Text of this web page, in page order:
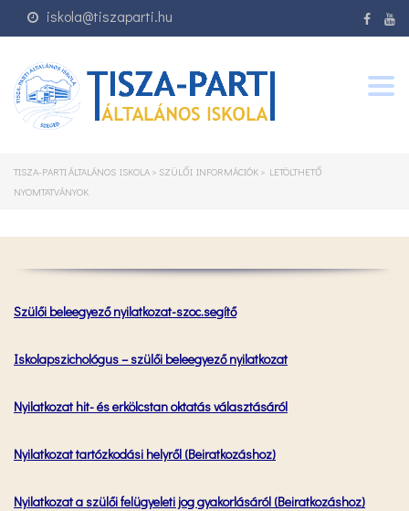
iskola@tiszaparti.hu
TISZA-PARTI ÁLTALÁNOS ISKOLA > SZÜLŐI INFORMÁCIÓK > LETÖLTHETŐ
NYOMTATVÁNYOK
Szülői beleegyező nyilatkozat-szoc.segítő
Iskolapszichológus – szülői beleegyező nyilatkozat
Nyilatkozat hit- és erkölcstan oktatás választásáról
Nyilatkozat tartózkodási helyről (Beiratkozáshoz)
Nyilatkozat a szülői felügyeleti jog gyakorlásáról (Beiratkozáshoz)